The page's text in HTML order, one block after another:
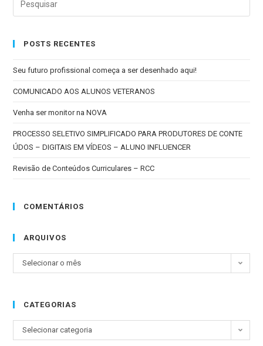
POSTS RECENTES
Seu futuro profissional começa a ser desenhado aqui!
COMUNICADO AOS ALUNOS VETERANOS
Venha ser monitor na NOVA
PROCESSO SELETIVO SIMPLIFICADO PARA PRODUTORES DE CONTE
ÚDOS – DIGITAIS EM VÍDEOS – ALUNO INFLUENCER
Revisão de Conteúdos Curriculares – RCC
COMENTÁRIOS
ARQUIVOS
Selecionar o mês
CATEGORIAS
Selecionar categoria